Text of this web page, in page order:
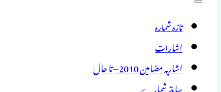
تازہ شمارہ
اشارات
اشاریہ مضامین 2010 – تا حال
سابقہ شمارے